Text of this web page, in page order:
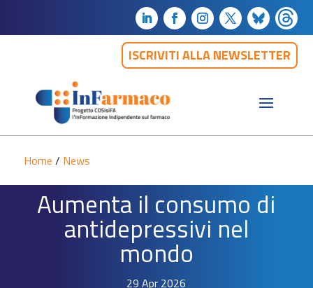
ISCRIVITI ALLA NEWSLETTER
Home / News
Aumenta il consumo di
antidepressivi nel
mondo
29 Apr 2026